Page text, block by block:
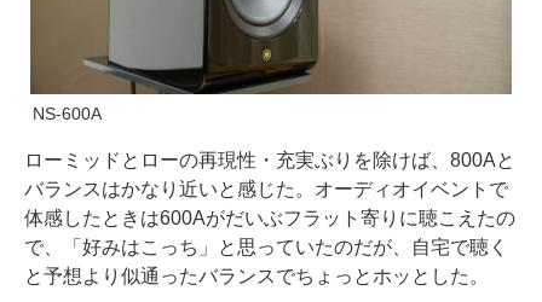
NS-600A
ローミッドとローの再現性・充実ぶりを除けば、800Aと
バランスはかなり近いと感じた。オーディオイベントで
体感したときは600Aがだいぶフラット寄りに聴こえたの
で、「好みはこっち」と思っていたのだが、自宅で聴く
と予想より似通ったバランスでちょっとホッとした。